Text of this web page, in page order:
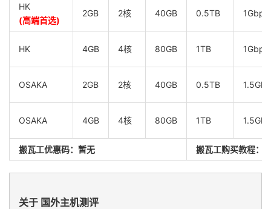
HK
(高端首选)
2GB 2核 40GB 0.5TB 1Gbps
HK 4GB 4核 80GB 1TB 1Gbps
OSAKA 2GB 2核 40GB 0.5TB
OSAKA 4GB 4核 80GB 1TB
搬瓦工优惠码： 暂无 搬瓦工购买教程：
关于 国外主机测评